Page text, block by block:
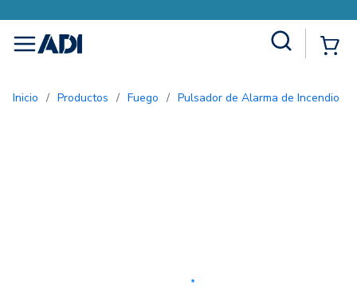
menu
Inicio / Productos / Fuego / Pulsador de Alarma de Incendio